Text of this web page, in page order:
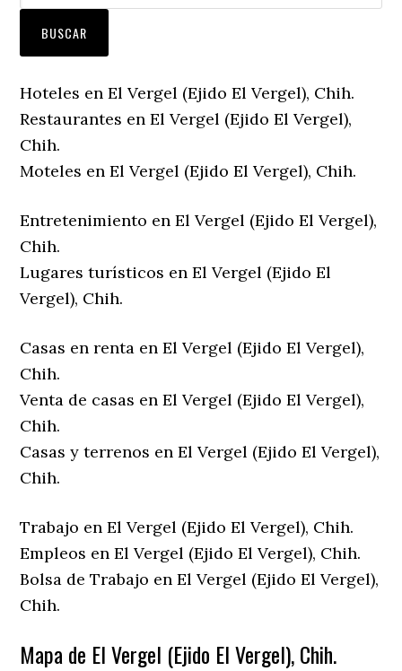
Hoteles en El Vergel (Ejido El Vergel), Chih.
Restaurantes en El Vergel (Ejido El Vergel),
Chih.
Moteles en El Vergel (Ejido El Vergel), Chih.
Entretenimiento en El Vergel (Ejido El Vergel),
Chih.
Lugares turísticos en El Vergel (Ejido El
Vergel), Chih.
Casas en renta en El Vergel (Ejido El Vergel),
Chih.
Venta de casas en El Vergel (Ejido El Vergel),
Chih.
Casas y terrenos en El Vergel (Ejido El Vergel),
Chih.
Trabajo en El Vergel (Ejido El Vergel), Chih.
Empleos en El Vergel (Ejido El Vergel), Chih.
Bolsa de Trabajo en El Vergel (Ejido El Vergel),
Chih.
Mapa de El Vergel (Ejido El Vergel), Chih.